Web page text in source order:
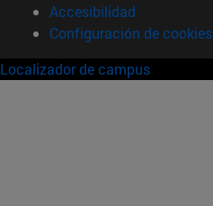
Accesibilidad
Configuración de cookies
Localizador de campus